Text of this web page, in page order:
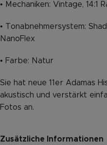
• Mechaniken: Vintage, 14:1
• Tonabnehmersystem:
NanoFlex
• Farbe: Natur
Sie hat neue 11er Adamas
akustisch und verstärkt
Fotos an.
Zusätzliche Informationen